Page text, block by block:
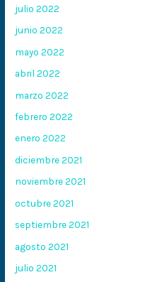
julio 2022
junio 2022
mayo 2022
abril 2022
marzo 2022
febrero 2022
enero 2022
diciembre 2021
noviembre 2021
octubre 2021
septiembre 2021
agosto 2021
julio 2021